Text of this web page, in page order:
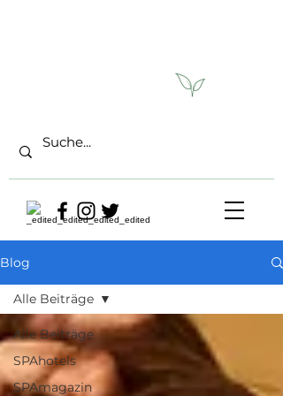
Blog
Alle Beiträge
SPAhotels
SPAmagazin
Alle Beiträge